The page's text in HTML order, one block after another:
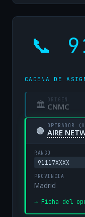
📞
CADENA DE
🏛 ORIGEN
CNMC
🟢 OPERADOR
RANGO
91117XXXX
PROVINCIA
Madrid
→ Ficha del